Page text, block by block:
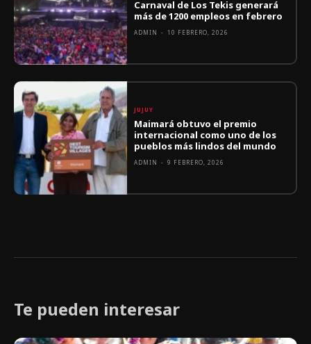
Carnaval de Los Tekis generará
más de 1200 empleos en febrero
ADMIN - 10 FEBRERO, 2026
JUJUY
Maimará obtuvo el premio
internacional como uno de los
pueblos más lindos del mundo
ADMIN - 9 FEBRERO, 2026
Te pueden interesar